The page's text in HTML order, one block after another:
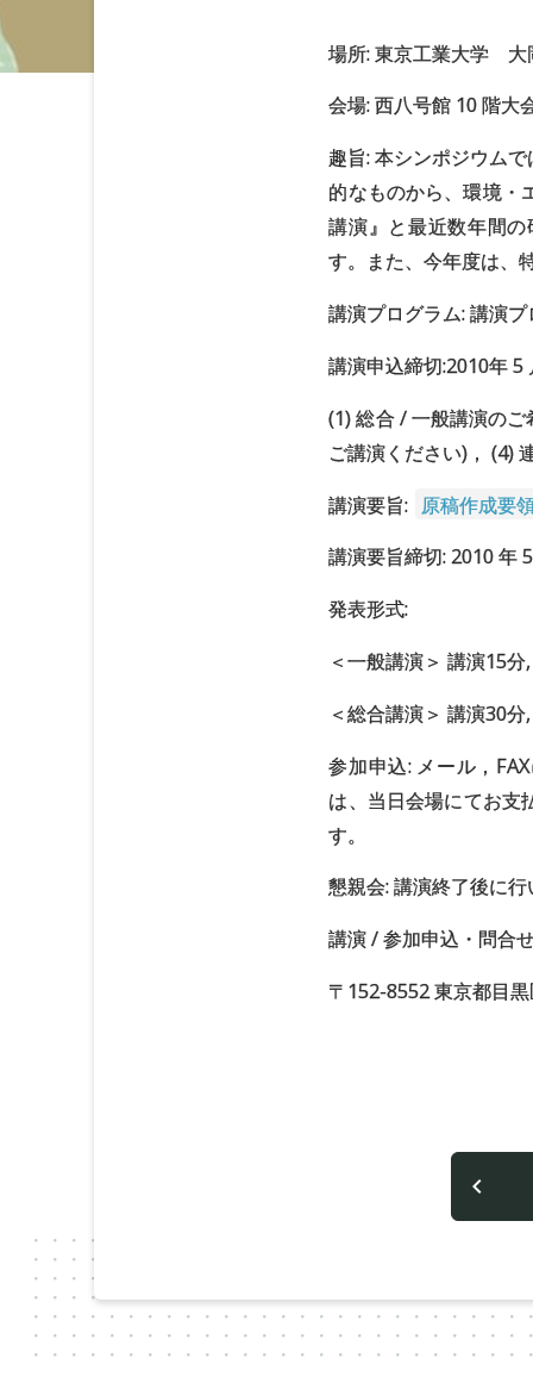
場所: 東京工業大学
会場: 西八号館 10 階
趣旨: 本シンポジウム
的なものから、環境・
講演』と最近数年間
す。また、今年度は、
講演プログラム: 講演
講演申込締切:2010年 5
(1) 総合 / 一般講演の
ご講演ください)， (4)
講演要旨: 原稿作成要
講演要旨締切: 2010 年
発表形式:
＜一般講演＞ 講演15
＜総合講演＞ 講演30
参加申込: メール，
は、当日会場にてお支
す。
懇親会: 講演終了後に
講演 / 参加申込・問合
〒152-8552 東京都目